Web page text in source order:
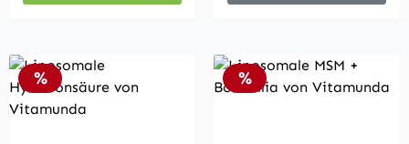
Rabatt
% Rabatt
%